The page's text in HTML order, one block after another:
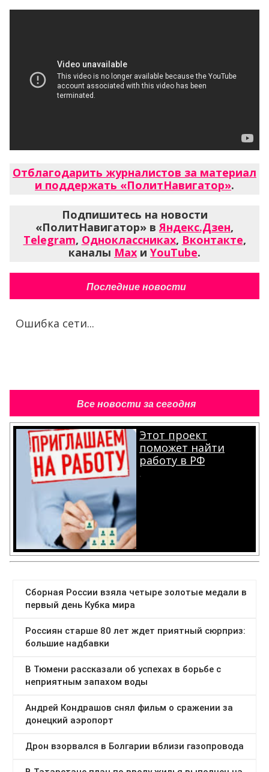
Отблагодарить журналистов за материал
и поддержать «ПолитНавигатор».
Подпишитесь на новости
«ПолитНавигатор» вЯндекс.Дзен,
Telegram, Одноклассниках, Вконтакте,
каналы Max и YouTube.
Последние новости
Ошибка сети...
Все новости за сегодня
Этот проект
поможет найти
работу в РФ
.